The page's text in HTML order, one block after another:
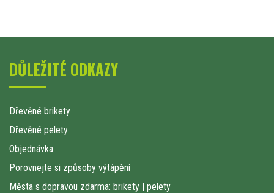
DŮLEŽITÉ ODKAZY
Dřevěné brikety
Dřevěné pelety
Objednávka
Porovnejte si způsoby výtápění
Města s dopravou zdarma: brikety | pelety